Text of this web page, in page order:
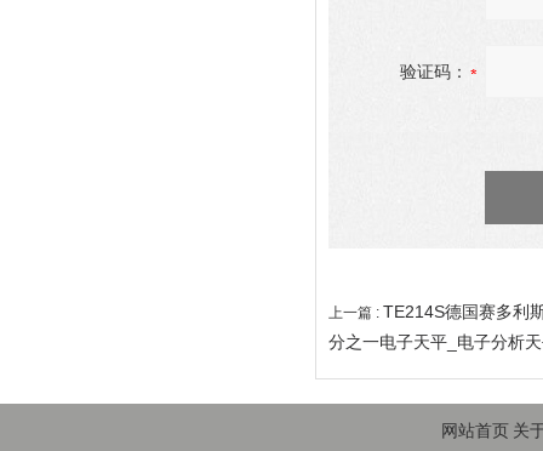
验证码：
上一篇 : TE214S德国赛多利
分之一电子天平_电子分析
网站首页 关